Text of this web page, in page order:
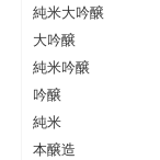
純米大吟醸
大吟醸
純米吟醸
吟醸
純米
本醸造